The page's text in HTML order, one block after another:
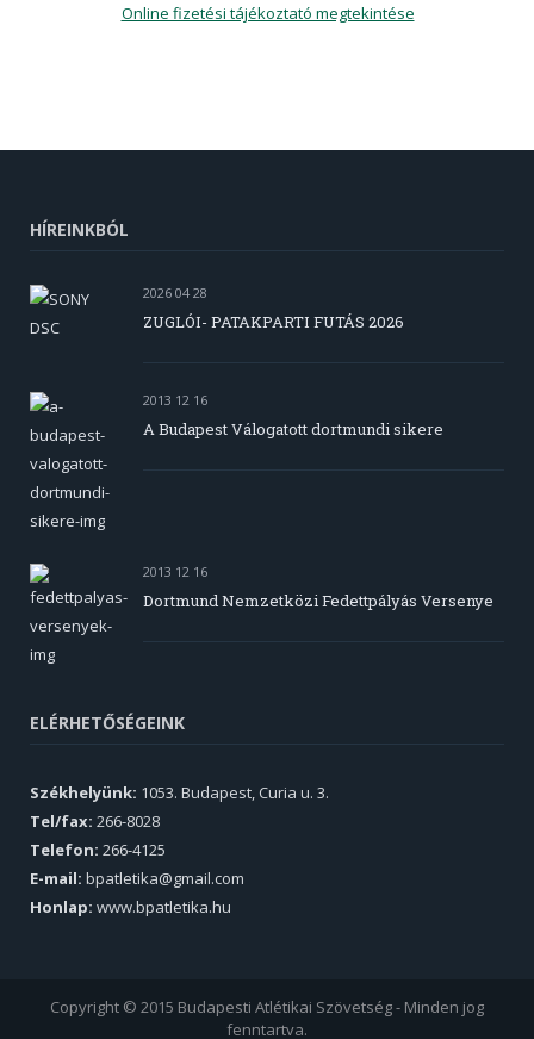
Online fizetési tájékoztató megtekintése
HÍREINKBÓL
2026 04 28
ZUGLÓI- PATAKPARTI FUTÁS 2026
2013 12 16
A Budapest Válogatott dortmundi sikere
2013 12 16
Dortmund Nemzetközi Fedettpályás Versenye
ELÉRHETŐSÉGEINK
Székhelyünk: 1053. Budapest, Curia u. 3.
Tel/fax: 266-8028
Telefon: 266-4125
E-mail: bpatletika@gmail.com
Honlap: www.bpatletika.hu
Copyright © 2015 Budapesti Atlétikai Szövetség - Minden jog
fenntartva.